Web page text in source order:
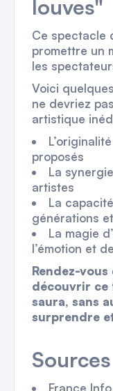
louves"
Ce spectacle
promettre un
les
Voici
ne devriez
artistique
proposés
La
artistes
La
générations
La magie
l’émotion et
Rendez-
découvrir ce
saura, sans
surprendre
Sources
France